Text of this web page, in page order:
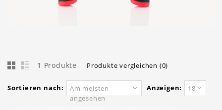
1 Produkte Produkte vergleichen (0)
Sortieren nach:
Am meisten
angesehen
Anzeigen: 18